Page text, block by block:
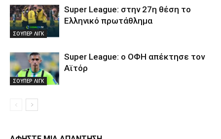
ΣΟΥΠΕΡ ΛΙΓΚ
Super League: στην 27η θέση το
Ελληνικό πρωτάθλημα
ΣΟΥΠΕΡ ΛΙΓΚ
Super League: ο ΟΦΗ απέκτησε τον
Αϊτόρ